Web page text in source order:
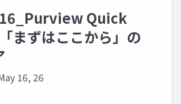
Quick
まずはここから」の
16, 26